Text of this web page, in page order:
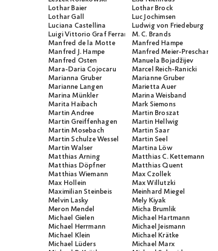
Lothar Baier
Lothar Brock
Lothar Gall
Luc Jochimsen
Luciana Castellina
Ludwig von Friedeburg
Luigi Vittorio Graf Ferraris
M. C. Brands
Manfred de la Motte
Manfred Hampe
Manfred J. Hampe
Manfred Meier-Preschany
Manfred Osten
Manuela Bojadžijev
Mara-Daria Cojocaru
Marcel Reich-Ranicki
Marianna Gruber
Marianne Gruber
Marianne Langen
Marietta Auer
Marina Münkler
Marina Weisband
Marita Haibach
Mark Siemons
Martin Andree
Martin Broszat
Martin Greiffenhagen
Martin Hellwig
Martin Mosebach
Martin Saar
Martin Schulze Wessel
Martin Seel
Martin Walser
Martina Löw
Matthias Arning
Matthias C. Kettemann
Matthias Döpfner
Matthias Quent
Matthias Wiemann
Max Czollek
Max Hollein
Max Willutzki
Maximilian Steinbeis
Meinhard Miegel
Melvin Lasky
Mely Kiyak
Meron Mendel
Micha Brumlik
Michael Gielen
Michael Hartmann
Michael Herrmann
Michael Jeismann
Michael Klein
Michael Krätke
Michael Lüders
Michael Marx